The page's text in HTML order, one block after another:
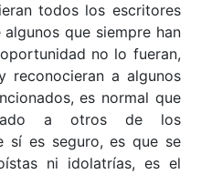
todos los escritores
que siempre han
no lo fueran,
reconocieran a algunos
es normal que
a otros de los
sí es seguro, es que se
ni idolatrías, es el